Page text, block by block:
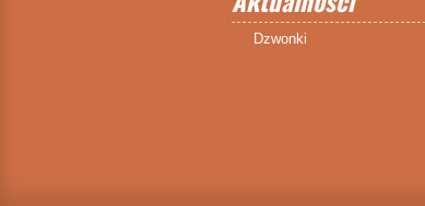
Dzwonki